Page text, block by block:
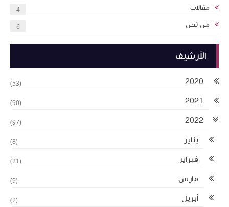
مقالات 4
من نحن 6
الأرشيف
2020
(53)
2021
(90)
2022
(97)
يناير (8)
فبراير (21)
مارس (9)
أبريل (2)